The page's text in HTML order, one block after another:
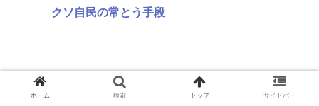
クソ自民の常とう手段
思想
ホーム 検索 トップ サイドバー